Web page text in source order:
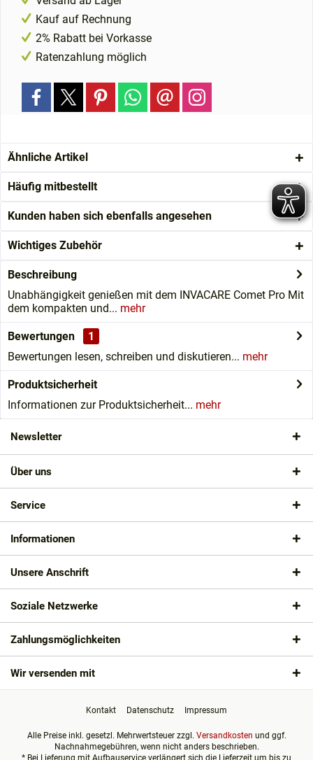
Kauf auf Rechnung
2% Rabatt bei Vorkasse
Ratenzahlung möglich
Ähnliche Artikel
Häufig mitbestellt
Kunden haben sich ebenfalls angesehen
Wichtiges Zubehör
Beschreibung
Unabhängigkeit genießen mit dem INVACARE Comet Pro Mit
dem kompakten und... mehr
Bewertungen
1
Bewertungen lesen, schreiben und diskutieren... mehr
Produktsicherheit
Informationen zur Produktsicherheit... mehr
Newsletter
Über uns
Service
Informationen
Unsere Anschrift
Soziale Netzwerke
Zahlungsmöglichkeiten
Wir versenden mit
Kontakt Datenschutz Impressum
Alle Preise inkl. gesetzl. Mehrwertsteuer zzgl. Versandkosten und ggf.
Nachnahmegebühren, wenn nicht anders beschrieben.